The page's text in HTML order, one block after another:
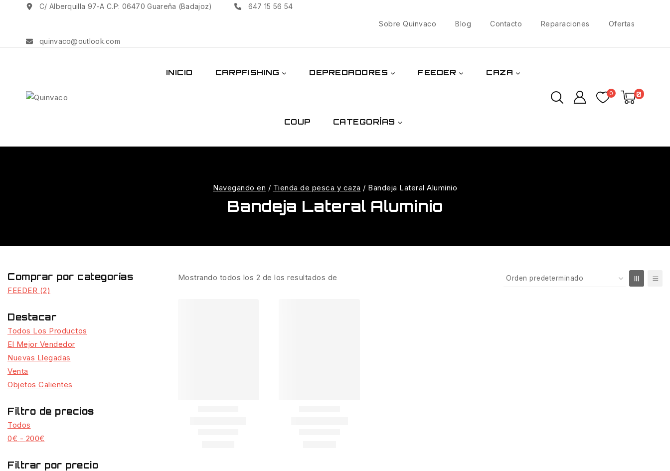
C/ Alberquilla 97-A C.P: 06470 Guareña (Badajoz) 647 15 56 54
quinvaco@outlook.com
Sobre Quinvaco Blog Contacto Reparaciones Ofertas
INICIO CARPFISHING DEPREDADORES FEEDER CAZA
COUP CATEGORÍAS
0 0
Navegando en / Tienda de pesca y caza / Bandeja Lateral Aluminio
Bandeja Lateral Aluminio
Mostrando todos los 2 de los resultados de
Comprar por categorías
FEEDER (2)
Destacar
Todos Los Productos
El Mejor Vendedor
Nuevas Llegadas
Venta
Objetos Calientes
Filtro de precios
Todos
0€ - 200€
Filtrar por precio